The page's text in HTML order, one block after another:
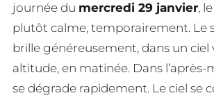
journée du mercredi 29 janvier,
plutôt calme, temporairement. Le
brille généreusement, dans un ciel
altitude, en matinée. Dans l’après-
se dégrade rapidement. Le ciel se